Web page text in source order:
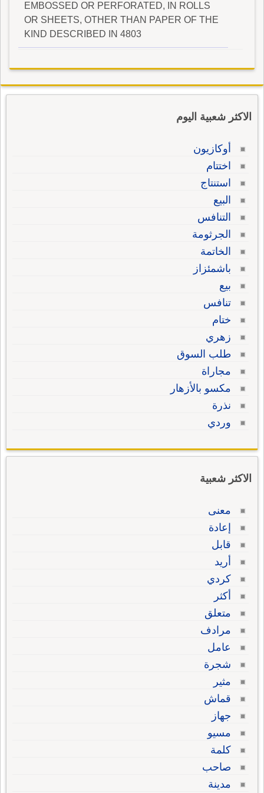
EMBOSSED OR PERFORATED, IN ROLLS
OR SHEETS, OTHER THAN PAPER OF THE
KIND DESCRIBED IN 4803
الاكثر شعبية اليوم
أوكازيون
اختتام
استنتاج
البيع
التنافس
الجرثومة
الخاتمة
باشمئزاز
بيع
تنافس
ختام
زهري
طلب السوق
مجاراة
مكسو بالأزهار
نذرة
وردي
الاكثر شعبية
معنى
إعادة
قابل
أريد
كردي
أكثر
متعلق
مرادف
عامل
شجرة
مثير
قماش
جهاز
مسيو
كلمة
صاحب
مدينة